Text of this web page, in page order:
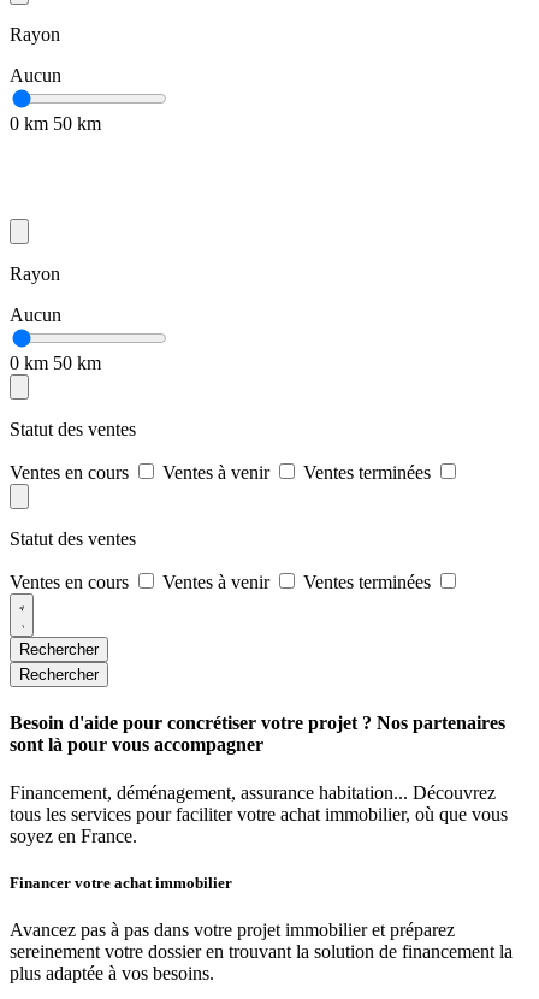
Rayon
Aucun
0 km 50 km
Rayon
Aucun
0 km 50 km
Statut des ventes
Ventes en cours Ventes à venir Ventes terminées
Statut des ventes
Ventes en cours Ventes à venir Ventes terminées
Rechercher
Rechercher
Besoin d'aide pour concrétiser votre projet ? Nos partenaires
sont là pour vous accompagner
Financement, déménagement, assurance habitation... Découvrez
tous les services pour faciliter votre achat immobilier, où que vous
soyez en France.
Financer votre achat immobilier
Avancez pas à pas dans votre projet immobilier et préparez
sereinement votre dossier en trouvant la solution de financement la
plus adaptée à vos besoins.